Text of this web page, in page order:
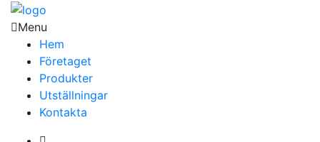
Menu
Hem
Företaget
Produkter
Utställningar
Kontakta